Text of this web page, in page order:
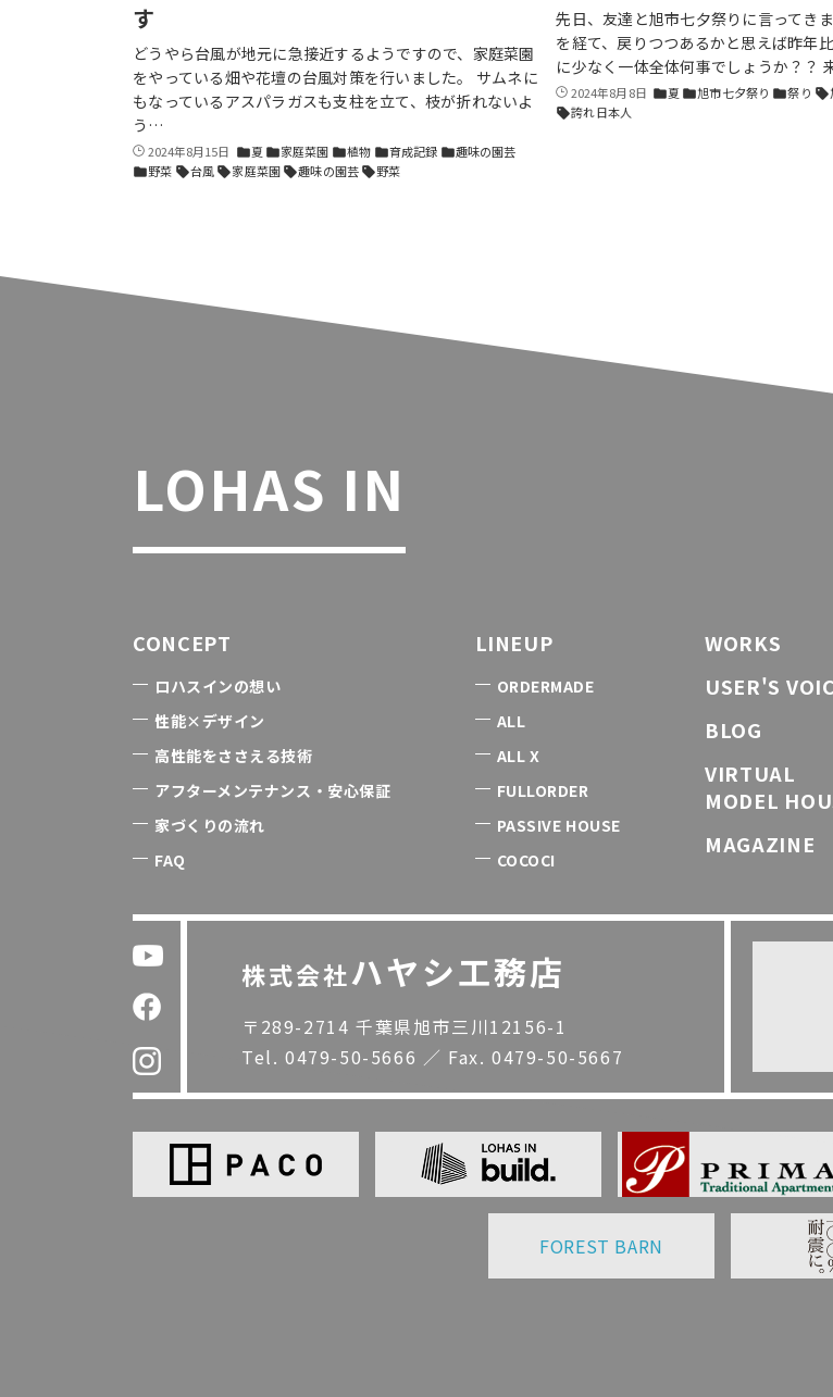
す
どうやら台風が地元に急接近するようですので、家庭菜園
をやっている畑や花壇の台風対策を行いました。 サムネに
もなっているアスパラガスも支柱を立て、枝が折れないよ
う…
2024年8月15日 folder夏 folder家庭菜園 folder植物 folder育成記録 folder趣味の園芸
folder野菜 sell台風 sell家庭菜園 sell趣味の園芸 sell野菜
先日、友達と旭市七夕祭りに言ってき
を経て、戻りつつあるかと思えば昨年
に少なく一体全体何事でしょうか？？
2024年8月8日 folder夏 folder旭市七夕祭り folder祭り sell
sell誇れ日本人
LOHAS IN
CONCEPT
ロハスインの想い
性能×デザイン
高性能をささえる技術
アフターメンテナンス・安心保証
家づくりの流れ
FAQ
LINEUP
ORDERMADE
ALL
ALL X
FULLORDER
PASSIVE HOUSE
COCOCI
WORKS
USER'S
BLOG
VIRTUAL
MODEL
MAGAZINE
株式会社ハヤシ工務店
〒289-2714 千葉県旭市三川12156-1
Tel. 0479-50-5666 ／ Fax. 0479-50-5667
FOREST BARN